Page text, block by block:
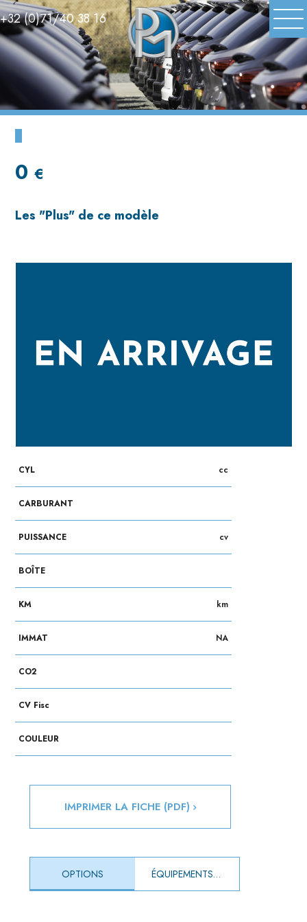
+32 (0)71/40 38 16
0€
Les "Plus" de ce modèle
CYL cc
CARBURANT
PUISSANCE cv
BOÎTE
KM km
IMMAT NA
CO2
CV Fisc
COULEUR
IMPRIMER LA FICHE (PDF)
OPTIONS ÉQUIPEMENTS DE SÉRIE